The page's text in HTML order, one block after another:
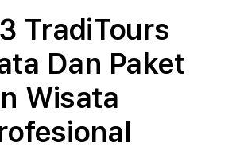
a
TradiTours
Dan Paket
Wisata